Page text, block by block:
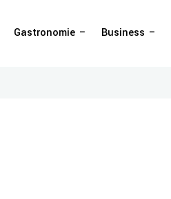
Gastronomie Business